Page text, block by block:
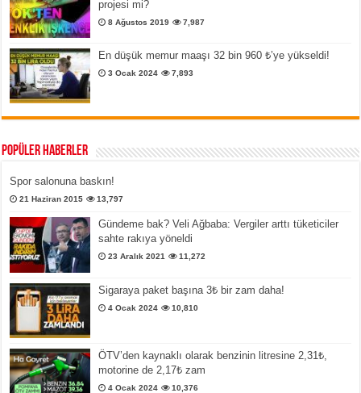
projesi mi?
8 Ağustos 2019 7,987
En düşük memur maaşı 32 bin 960 ₺’ye yükseldi!
3 Ocak 2024 7,893
Popüler Haberler
Spor salonuna baskın!
21 Haziran 2015 13,797
Gündeme bak? Veli Ağbaba: Vergiler arttı tüketiciler
sahte rakıya yöneldi
23 Aralık 2021 11,272
Sigaraya paket başına 3₺ bir zam daha!
4 Ocak 2024 10,810
ÖTV’den kaynaklı olarak benzinin litresine 2,31₺,
motorine de 2,17₺ zam
4 Ocak 2024 10,376